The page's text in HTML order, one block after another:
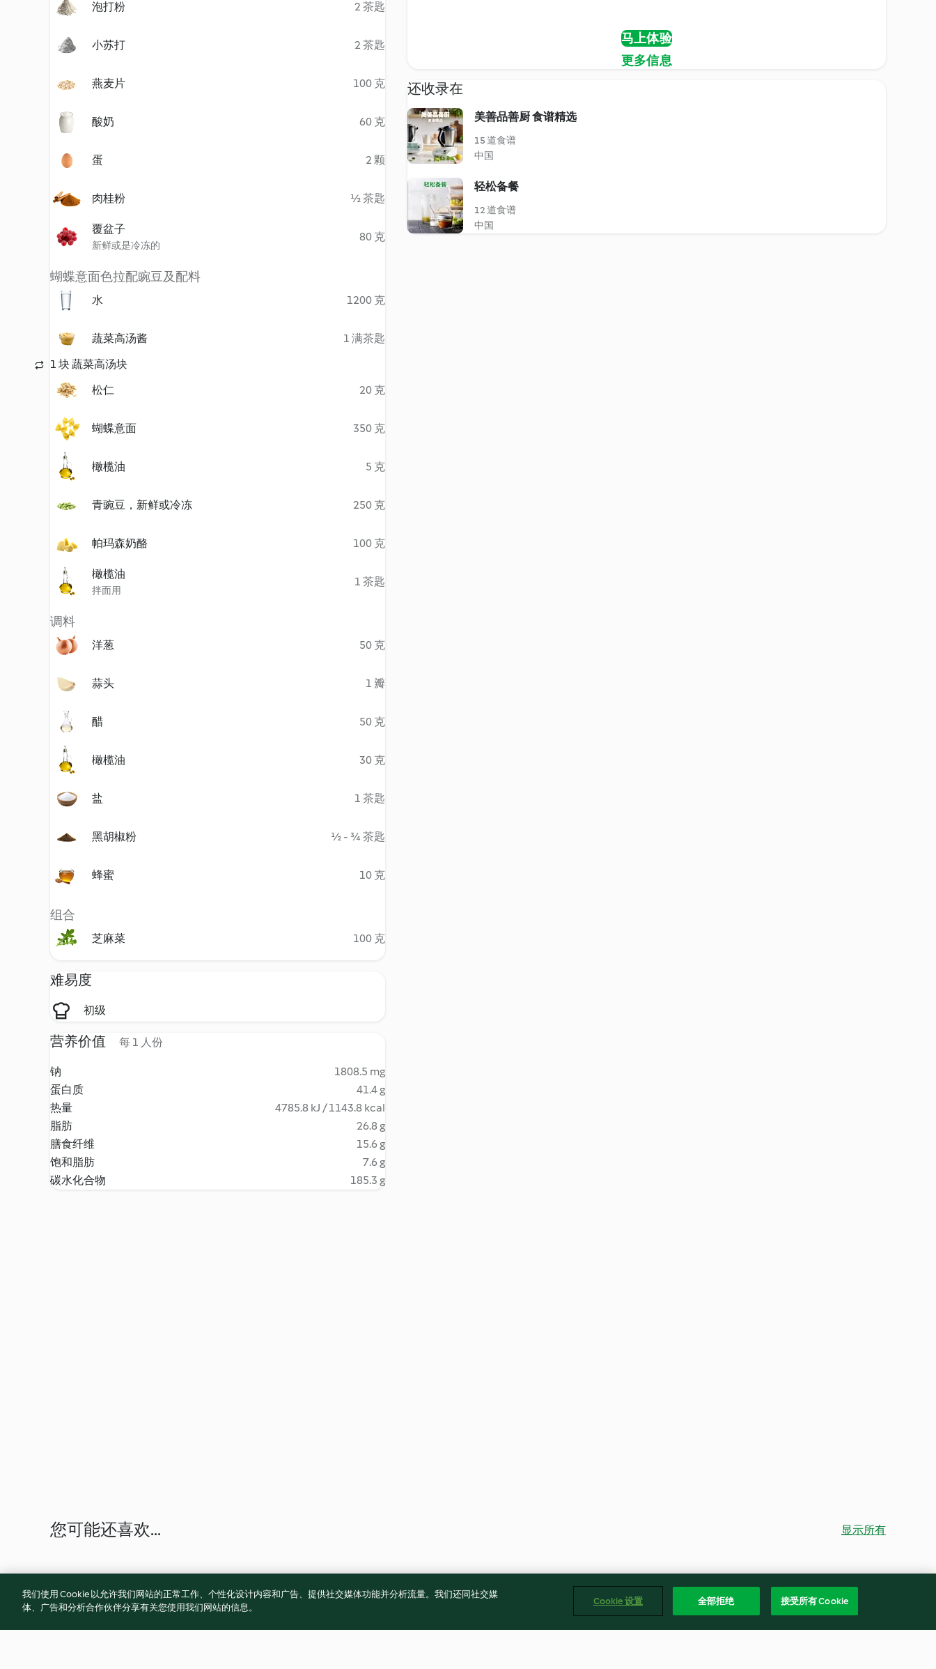
泡打粉 2 茶匙
小苏打 2 茶匙
燕麦片 100 克
酸奶 60 克
蛋 2 颗
肉桂粉 ½ 茶匙
覆盆子
新鲜或是冷冻的
80 克
蝴蝶意面色拉配豌豆及配料
水 1200 克
蔬菜高汤酱
1 满茶匙
1 块 蔬菜高汤块
松仁
20 克
蝴蝶意面 350 克
橄榄油 5 克
青豌豆，新鲜或冷冻 250 克
帕玛森奶酪 100 克
橄榄油
拌面用
1 茶匙
调料
洋葱 50 克
蒜头 1 瓣
醋 50 克
橄榄油 30 克
盐 1 茶匙
黑胡椒粉 ½ - ¾ 茶匙
蜂蜜 10 克
组合
芝麻菜 100 克
难易度
初级
营养价值 每 1 人份
钠
1808.5 mg
蛋白质
41.4 g
热量
4785.8 kJ / 1143.8 kcal
脂肪
26.8 g
膳食纤维
15.6 g
饱和脂肪
7.6 g
碳水化合物
185.3 g
马上体验
更多信息
还收录在
美善品善厨 食谱精选
15 道食谱
中国
轻松备餐
12 道食谱
中国
您可能还喜欢... 显示所有
我们使用 Cookie 以允许我们网站的正常工作、个性化设计内容和广告、提供社交媒体功能并分析流量。我们还同社交媒
体、广告和分析合作伙伴分享有关您使用我们网站的信息。
Cookie 设置 全部拒绝 接受所有 Cookie